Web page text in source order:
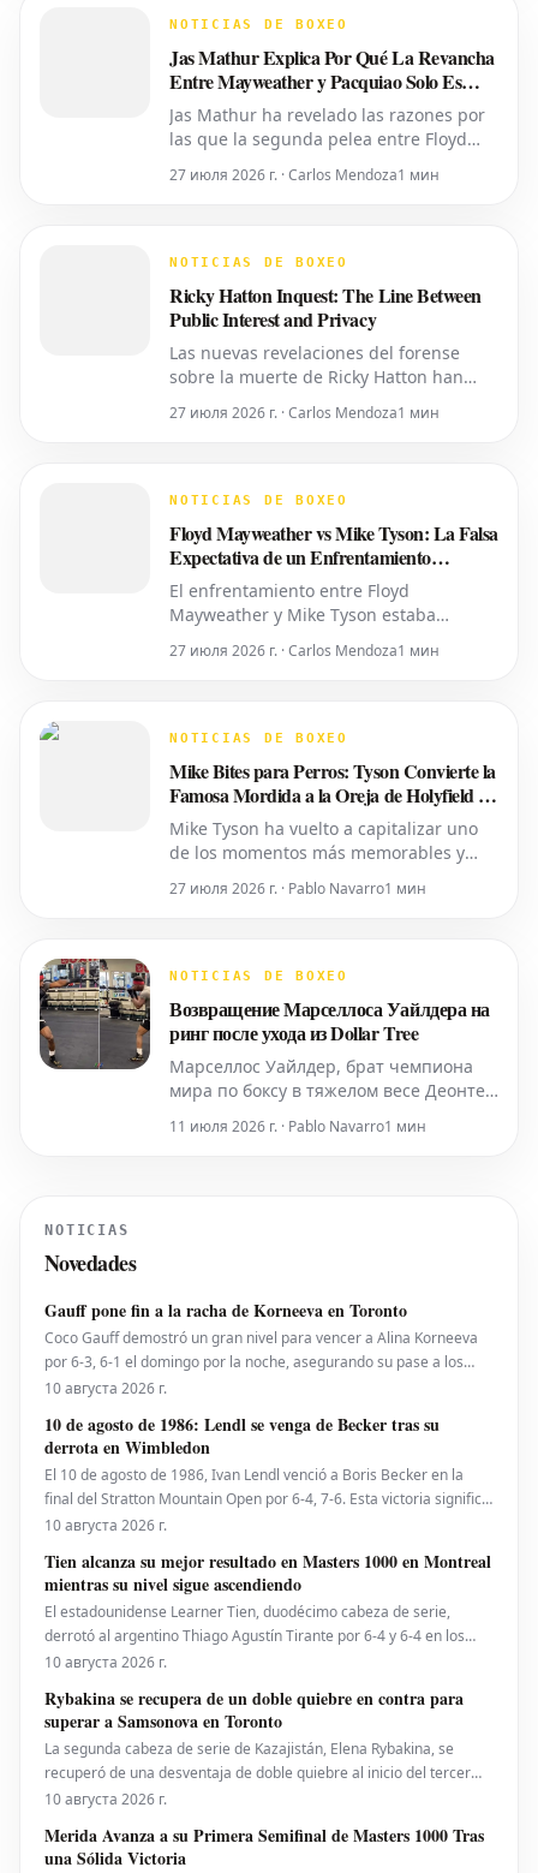
Sucesiones del Condado de Oakland ha
transferido el control del cuidado p
NOTICIAS DE BOXEO
Jas Mathur Explica Por Qué La Revancha
Entre Mayweather y Pacquiao Solo Es
Posible Ahora
Jas Mathur ha revelado las razones por
las que la segunda pelea entre Floyd
Mayweather y Manny Pacquiao solo se
está concretando en este momento. Ha
de factores necesarios para revivir esta
27 июля 2026 г. · Carlos Mendoza1 мин
NOTICIAS DE BOXEO
Ricky Hatton Inquest: The Line Between
Public Interest and Privacy
Las nuevas revelaciones del forense
sobre la muerte de Ricky Hatton han
sacado a la luz detalles íntimos,
planteando interrogantes sobre si toda
Boxing News, muchos aficionados ya
privacidad
27 июля 2026 г. · Carlos Mendoza1 мин
NOTICIAS DE BOXEO
Floyd Mayweather vs Mike Tyson: La Falsa
Expectativa de un Enfrentamiento
Próximo
El enfrentamiento entre Floyd
Mayweather y Mike Tyson estaba
programado para la próxima semana.
Durante meses, los titulares circularon
el 25 de abril en el Congo. La idea ganó
a
27 июля 2026 г. · Carlos Mendoza1 мин
NOTICIAS DE BOXEO
Mike Bites para Perros: Tyson Convierte la
Famosa Mordida a la Oreja de Holyfield en
un Juguete para Masticar
Mike Tyson ha vuelto a capitalizar uno
de los momentos más memorables y
polémicos del boxeo, al lanzar un
juguete para perros. Este nuevo
de 1997 contra Evander Holyfield. El ex
27 июля 2026 г. · Pablo Navarro1 мин
NOTICIAS DE BOXEO
Возвращение Марселлоса Уайлдера на
ринг после ухода из Dollar Tree
Марселлос Уайлдер, брат чемпиона
мира по боксу в тяжелом весе Деонтея
Уайлдера, вновь намекает на
возможность своего возвращения на
11 июля 2026 г. · Pablo Navarro1 мин
NOTICIAS
Novedades
Gauff pone fin a la racha de Korneeva en Toronto
Coco Gauff demostró un gran nivel para vencer a Alina Korneeva
por 6-3, 6-1 el domingo por la noche, asegurando su pase a los
cuartos de final del National Bank Open presentado por Rogers en
fondo, poniendo fin así a la notable r
10 августа 2026 г.
10 de agosto de 1986: Lendl se venga de Becker tras su
derrota en Wimbledon
El 10 de agosto de 1986, Ivan Lendl venció a Boris Becker en la
final del Stratton Mountain Open por 6-4, 7-6. Esta victoria significó
más que un simple triunfo para Lendl, ya que supuso la revancha
de Wimbledon en se
10 августа 2026 г.
Tien alcanza su mejor resultado en Masters 1000 en Montreal
mientras su nivel sigue ascendiendo
El estadounidense Learner Tien, duodécimo cabeza de serie,
derrotó al argentino Thiago Agustín Tirante por 6-4 y 6-4 en los
octavos de final del National Bank Open el domingo, para acceder
la puntuación no refleja
10 августа 2026 г.
Rybakina se recupera de un doble quiebre en contra para
superar a Samsonova en Toronto
La segunda cabeza de serie de Kazajistán, Elena Rybakina, se
recuperó de una desventaja de doble quiebre al inicio del tercer
set (0-3) para vencer a la rusa Liudmila Samsonova por 6-4, 4-6, 6-
Rybakina alcanzó sus quintos cuar
10 августа 2026 г.
Merida Avanza a su Primera Semifinal de Masters 1000 Tras
una Sólida Victoria